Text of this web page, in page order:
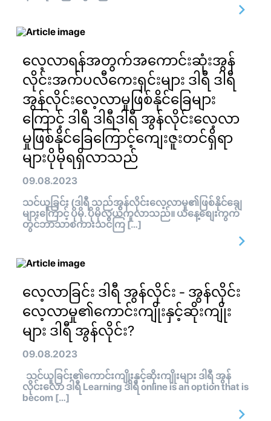
လေ့လာရန်အတွက်အကောင်းဆုံးအွန်
လိုင်းအက်ပလီကေးရှင်းများ ဒါရီ ဒါရီ
အွန်လိုင်းလေ့လာမှုဖြစ်နိုင်ခြေများ
ကြောင့် ဒါရီ ဒါရီဒါရီ အွန်လိုင်းလေ့လာ
မှုဖြစ်နိုင်ခြေကြောင့်ကျေးဇူးတင်ရှိရာ
များပိုမိုရရှိလာသည်
09.08.2023
သင်ယူခြင်း (ဒါရီ သည်အွန်လိုင်းလေ့လာမှု၏ဖြစ်နိုင်ချေ
များကြောင့် ပိုမို. ပိုမိုလွယ်ကူလာသည်။ ယနေ့စျေးကွက်
တွင်ဘာသာစကားသင်ကြ […]
လေ့လာခြင်း ဒါရီ အွန်လိုင်း - အွန်လိုင်း
လေ့လာမှု၏ကောင်းကျိုးနှင့်ဆိုးကျိုး
များ ဒါရီ အွန်လိုင်း?
09.08.2023
သင်ယူခြင်း၏ကောင်းကျိုးနှင့်ဆိုးကျိုးများ ဒါရီ အွန်
လိုင်းလော ဒါရီ Learning ဒါရီ online is an option that is
becom […]